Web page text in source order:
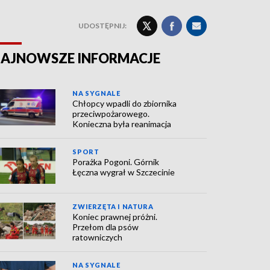
UDOSTĘPNIJ:
INFORMACJE
NA SYGNALE
Chłopcy wpadli do zbiornika
przeciwpożarowego.
Konieczna była reanimacja
SPORT
Porażka Pogoni. Górnik
Łęczna wygrał w Szczecinie
ZWIERZĘTA I NATURA
Koniec prawnej próżni.
Przełom dla psów
ratowniczych
NA SYGNALE